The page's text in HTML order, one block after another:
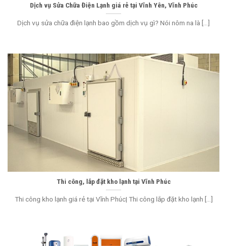
Dịch vụ Sửa Chữa Điện Lạnh giá rẻ tại Vĩnh Yên, Vĩnh Phúc
Dịch vụ sửa chữa điện lạnh bao gồm dịch vụ gì? Nói nôm na là [...]
Thi công, lắp đặt kho lạnh tại Vĩnh Phúc
Thi công kho lạnh giá rẻ tại Vĩnh Phúc| Thi công lắp đặt kho lạnh [...]